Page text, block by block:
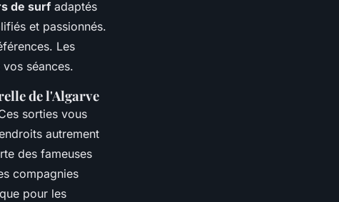
de surf adaptés
et passionnés.
Les
séances.
de l'Algarve
sorties vous
autrement
des fameuses
compagnies
pour les